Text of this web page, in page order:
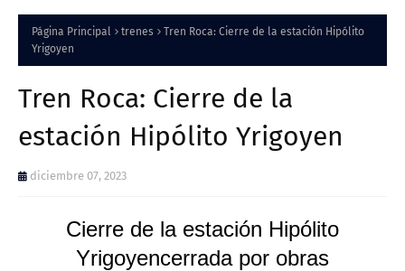
Página Principal trenes
Tren Roca: Cierre de la estación Hipólito
Yrigoyen
Tren Roca: Cierre de la
estación Hipólito Yrigoyen
diciembre 07, 2023
Cierre de la estación Hipólito
Yrigoyencerrada por obras